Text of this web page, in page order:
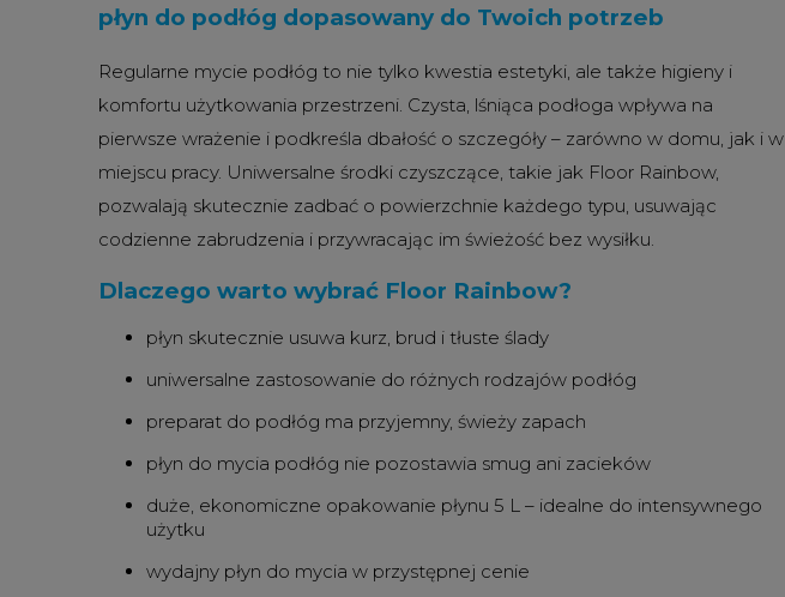
płyn do podłóg dopasowany do Twoich potrzeb
Regularne mycie podłóg to nie tylko kwestia estetyki, ale także higieny i
komfortu użytkowania przestrzeni. Czysta, lśniąca podłoga wpływa na
pierwsze wrażenie i podkreśla dbałość o szczegóły – zarówno w domu, jak i w
miejscu pracy. Uniwersalne środki czyszczące, takie jak Floor Rainbow,
pozwalają skutecznie zadbać o powierzchnie każdego typu, usuwając
codzienne zabrudzenia i przywracając im świeżość bez wysiłku.
Dlaczego warto wybrać Floor Rainbow?
płyn skutecznie usuwa kurz, brud i tłuste ślady
uniwersalne zastosowanie do różnych rodzajów podłóg
preparat do podłóg ma przyjemny, świeży zapach
płyn do mycia podłóg nie pozostawia smug ani zacieków
duże, ekonomiczne opakowanie płynu 5 L – idealne do intensywnego
użytku
wydajny płyn do mycia w przystępnej cenie